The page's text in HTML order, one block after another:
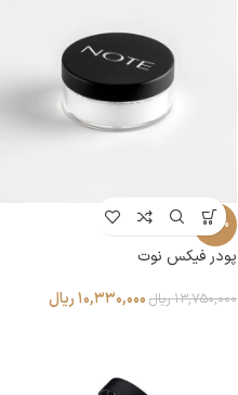
-25%
پودر فیکس نوت
۱۳,۷۵۰,۰۰۰ ریال ۱۰,۳۳۰,۰۰۰ریال